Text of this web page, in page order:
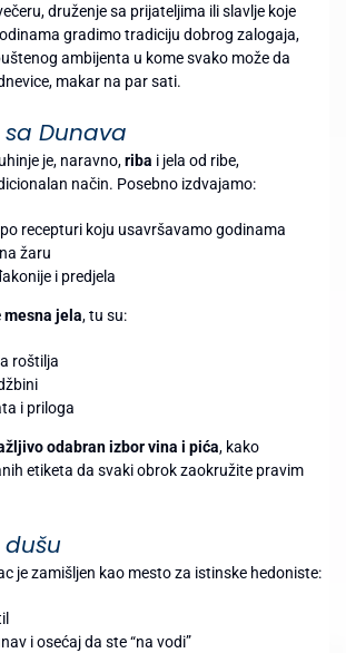
druženje sa prijateljima ili slavlje koje
gradimo tradiciju dobrog zalogaja,
ambijenta u kome svako može da
makar na par sati.
Dunava
je, naravno,riba i jela od ribe,
način. Posebno izdvajamo:
po recepturi koju usavršavamo godinama
žaru
i predjela
mesna jela, tu su:
roštilja
i priloga
odabran izbor vina i pića, kako
etiketa da svaki obrok zaokružite pravim
je zamišljen kao mesto za istinske hedoniste:
i osećaj da ste “na vodi”